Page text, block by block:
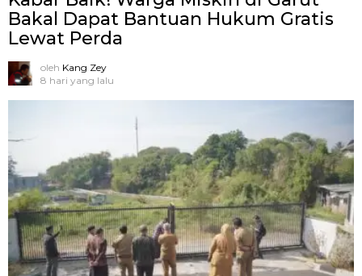
Bakal Dapat Bantuan Hukum Gratis
Lewat Perda
oleh Kang Zey
8 hari yang lalu